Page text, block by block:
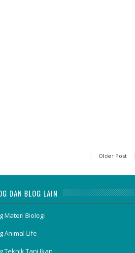
Older Post
DAN BLOG LAIN
Materi Biologi
Animal Life
Teknik Tani Ikan